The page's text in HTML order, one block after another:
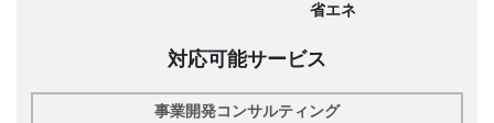
省エネ
対応可能サービス
事業開発コンサルティング